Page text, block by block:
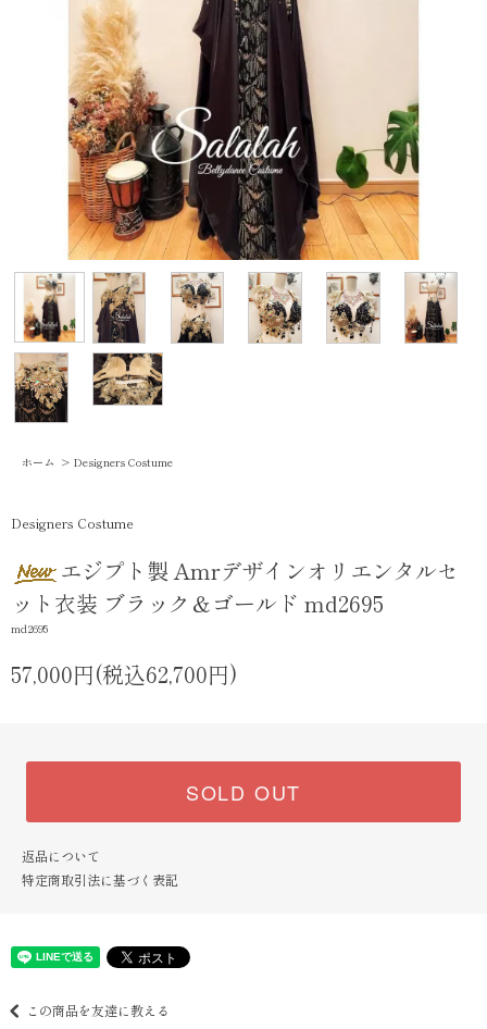
ホーム > Designers Costume
Designers Costume
エジプト製 Amrデザインオリエンタルセ
ット衣装 ブラック＆ゴールド md2695
md2695
57,000円(税込62,700円)
SOLD OUT
返品について
特定商取引法に基づく表記
この商品を友達に教える